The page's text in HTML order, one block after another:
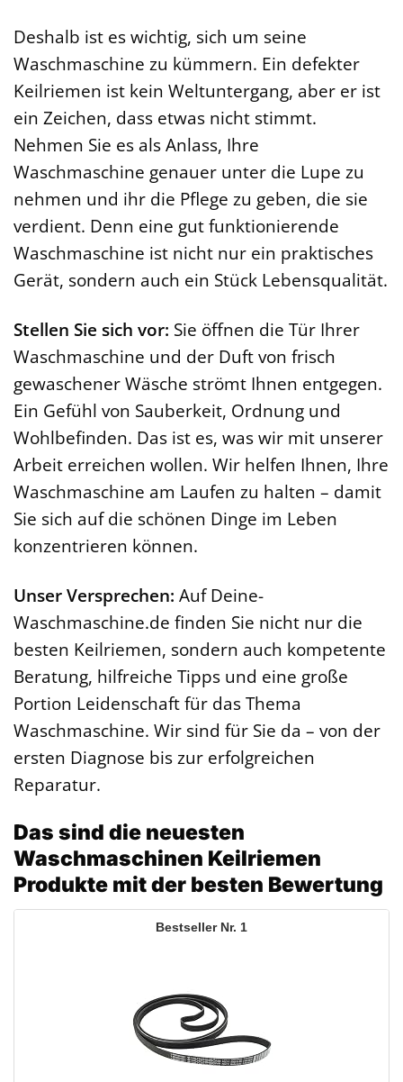
Deshalb ist es wichtig, sich um seine
Waschmaschine zu kümmern. Ein defekter
Keilriemen ist kein Weltuntergang, aber er ist
ein Zeichen, dass etwas nicht stimmt.
Nehmen Sie es als Anlass, Ihre
Waschmaschine genauer unter die Lupe zu
nehmen und ihr die Pflege zu geben, die sie
verdient. Denn eine gut funktionierende
Waschmaschine ist nicht nur ein praktisches
Gerät, sondern auch ein Stück Lebensqualität.
Stellen Sie sich vor: Sie öffnen die Tür Ihrer
Waschmaschine und der Duft von frisch
gewaschener Wäsche strömt Ihnen entgegen.
Ein Gefühl von Sauberkeit, Ordnung und
Wohlbefinden. Das ist es, was wir mit unserer
Arbeit erreichen wollen. Wir helfen Ihnen, Ihre
Waschmaschine am Laufen zu halten – damit
Sie sich auf die schönen Dinge im Leben
konzentrieren können.
Unser Versprechen: Auf Deine-
Waschmaschine.de finden Sie nicht nur die
besten Keilriemen, sondern auch kompetente
Beratung, hilfreiche Tipps und eine große
Portion Leidenschaft für das Thema
Waschmaschine. Wir sind für Sie da – von der
ersten Diagnose bis zur erfolgreichen
Reparatur.
Das sind die neuesten
Waschmaschinen Keilriemen
Produkte mit der besten Bewertung
1